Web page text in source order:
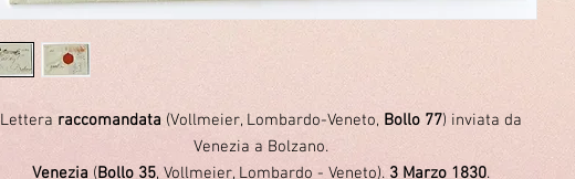
Lettera raccomandata(Vollmeier, Lombardo-Veneto, Bollo 77) inviata da
Venezia a Bolzano.
Venezia (Bollo 35, Vollmeier, Lombardo - Veneto). 3 Marzo 1830.